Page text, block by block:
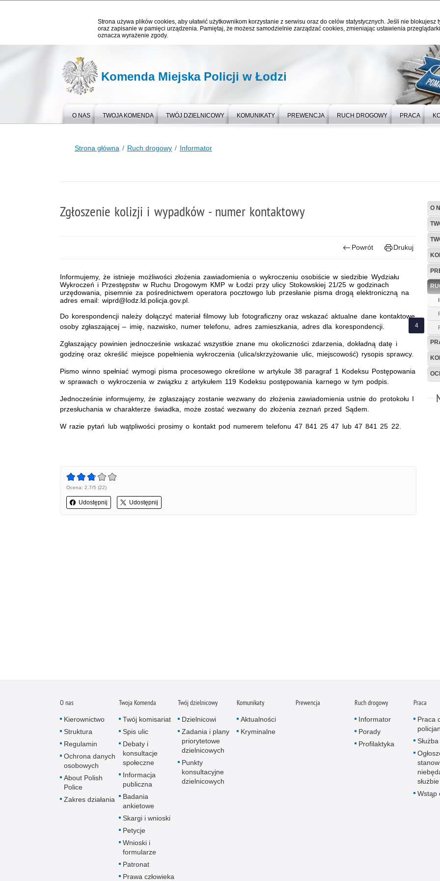
Strona używa plików cookies, aby ułatwić użytkownikom korzystanie z serwisu oraz do celów statystycznych. Jeśli nie blokujesz
oraz zapisanie w pamięci urządzenia. Pamiętaj, że możesz samodzielnie zarządzać cookies, zmieniając ustawienia
oznacza wyrażenie zgody.
Komenda Miejska Policji w Łodzi
O NAS TWOJA KOMENDA TWÓJ DZIELNICOWY KOMUNIKATY PREWENCJA RUCH DROGOWY PRACA
Strona główna Ruch drogowy Informator
Zgłoszenie kolizji i wypadków - numer kontaktowy
Powrót Drukuj
Informujemy, że istnieje możliwości złożenia zawiadomienia o wykroczeniu osobiście w siedzibie Wydziału
Wykroczeń i Przestępstw w Ruchu Drogowym KMP w Łodzi przy ulicy Stokowskiej 21/25 w godzinach
urzędowania, pisemnie za pośrednictwem operatora pocztowgo lub przesłanie pisma drogą elektroniczną na
adres email: wiprd@lodz.ld.policja.gov.pl.
Do korespondencji należy dołączyć materiał filmowy lub fotograficzny oraz wskazać aktualne dane kontaktowe
osoby zgłaszającej – imię, nazwisko, numer telefonu, adres zamieszkania, adres dla korespondencji.
Zgłaszający powinien jednocześnie wskazać wszystkie znane mu okoliczności zdarzenia, dokładną datę i
godzinę oraz określić miejsce popełnienia wykroczenia (ulica/skrzyżowanie ulic, miejscowość) rysopis sprawcy.
Pismo winno spełniać wymogi pisma procesowego określone w artykule 38 paragraf 1 Kodeksu Postępowania
w sprawach o wykroczenia w związku z artykułem 119 Kodeksu postępowania karnego w tym podpis.
Jednocześnie informujemy, że zgłaszający zostanie wezwany do złożenia zawiadomienia ustnie do protokołu I
przesłuchania w charakterze świadka, może zostać wezwany do złożenia zeznań przed Sądem.
W razie pytań lub wątpliwości prosimy o kontakt pod numerem telefonu 47 841 25 47 lub 47 841 25 22.
Ocena: 2.7/5 (22)
Udostępnij Udostępnij
O
O nas
Kierownictwo
Struktura
Regulamin
Ochrona danych
osobowych
About Polish
Police
Zakres działania
Twoja Komenda
Twój komisariat
Spis ulic
Debaty i
konsultacje
społeczne
Informacja
publiczna
Badania
ankietowe
Skargi i wnioski
Petycje
Wnioski i
formularze
Patronat
Prawa człowieka
Twój dzielnicowy
Dzielnicowi
Zadania i plany
priorytetowe
dzielnicowych
Punkty
konsultacyjne
dzielnicowych
Komunikaty
Aktualności
Kryminalne
Prewencja Ruch drogowy
Informator
Porady
Profilaktyka
Praca
Praca
Wstąp